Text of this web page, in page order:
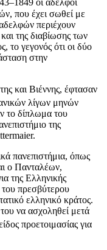
οι αδελφοί
που έχει σωθεί με
περιέχουν
της διαβίωσης των
το γεγονός ότι οι δύο
στην
και Βιέννης, έφτασαν
λίγων μηνών
το δίπλωμα του
της
πανεπιστήμια, όπως
ο Πανταλέων,
της Ελληνικής
πρεσβύτερου
ελληνικό κράτος.
να ασχοληθεί μετά
προετοιμασίας για